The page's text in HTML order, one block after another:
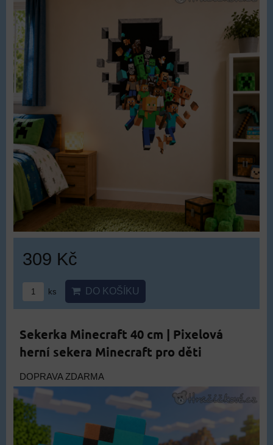
309 Kč
ks DO KOŠÍKU
Sekerka Minecraft 40 cm | Pixelová
herní sekera Minecraft pro děti
DOPRAVA ZDARMA